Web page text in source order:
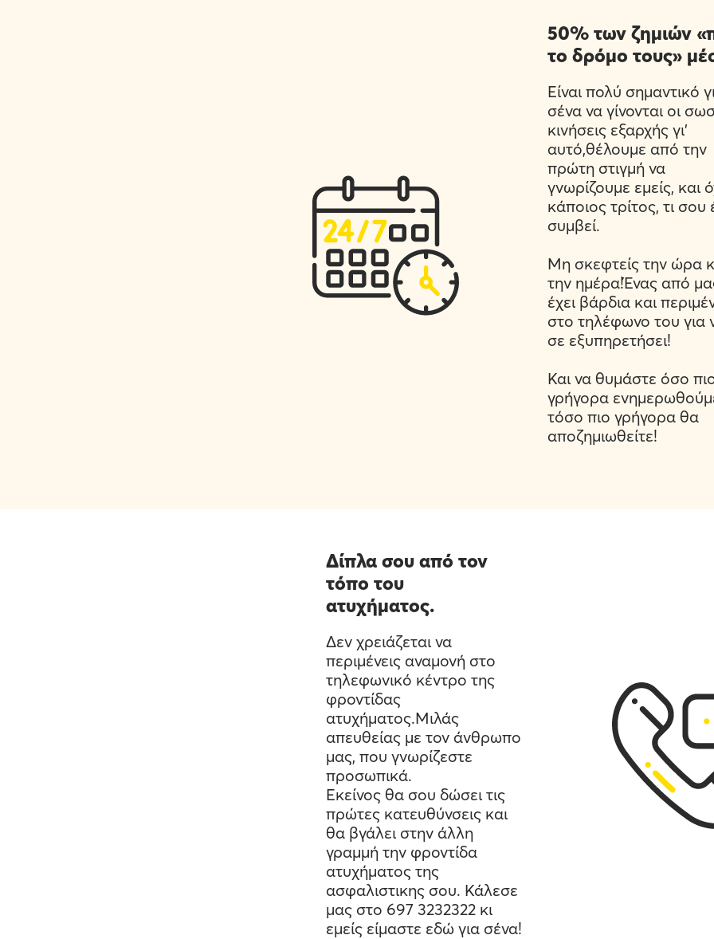
50% των ζημιών
το δρόμο τους»
Είναι πολύ σημαντικό
σένα να γίνονται οι
κινήσεις εξαρχής γι’
αυτό,θέλουμε από την
πρώτη στιγμή να
γνωρίζουμε εμείς, και
κάποιος τρίτος, τι σου
συμβεί.
Μη σκεφτείς την ώρα
την ημέρα!Ένας από
έχει βάρδια και
στο τηλέφωνο του για
σε εξυπηρετήσει!
Και να θυμάστε όσο
γρήγορα
τόσο πιο γρήγορα θα
αποζημιωθείτε!
Δίπλα σου από τον
τόπο του
ατυχήματος.
Δεν χρειάζεται να
περιμένεις αναμονή στο
τηλεφωνικό κέντρο της
φροντίδας
ατυχήματος.Μιλάς
απευθείας με τον άνθρωπο
μας, που γνωρίζεστε
προσωπικά.
Εκείνος θα σου δώσει τις
πρώτες κατευθύνσεις και
θα βγάλει στην άλλη
γραμμή την φροντίδα
ατυχήματος της
ασφαλιστικης σου. Κάλεσε
μας στο 697 3232322 κι
εμείς είμαστε εδώ για σένα!